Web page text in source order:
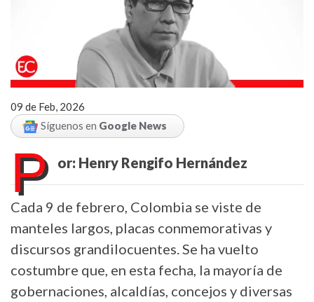
09 de Feb, 2026
Síguenos en Google News
P or: Henry Rengifo Hernández
Cada 9 de febrero, Colombia se viste de
manteles largos, placas conmemorativas y
discursos grandilocuentes. Se ha vuelto
costumbre que, en esta fecha, la mayoría de
gobernaciones, alcaldías, concejos y diversas